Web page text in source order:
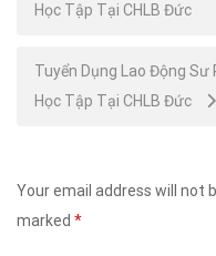
navigation
Học Tập Tại CHLB Đức
Tuyển Dụng Lao Động Sư
Học Tập Tại CHLB Đức
Your email address will not
marked *